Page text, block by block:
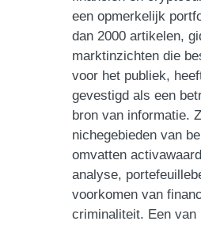
een opmerkelijk
dan 2000 artikelen,
marktinzichten die
voor het publiek,
gevestigd als een
bron van informatie.
nichegebieden van
omvatten
analyse,
voorkomen van
criminaliteit. Een van